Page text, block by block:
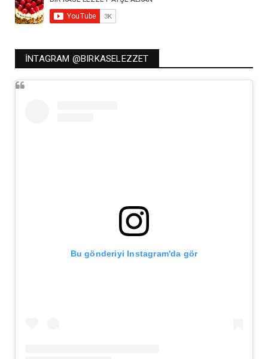
İNTAGRAM @BIRKASELEZZET
Bu gönderiyi Instagram'da gör